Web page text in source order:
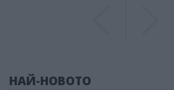
НАЙ-НОВОТО